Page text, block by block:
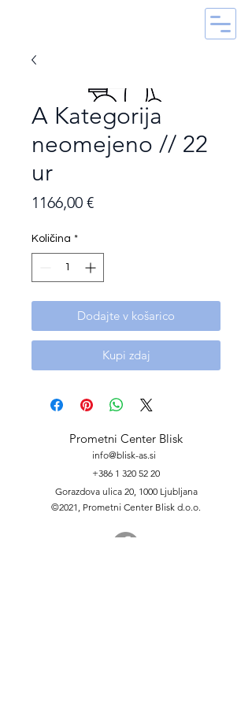
A Kategorija
neomejeno // 22
ur
1166,00 €Price
Količina *
Dodajte v košarico
Kupi zdaj
Prometni Center Blisk
info@blisk-as.si
+386 1 320 52 20
Gorazdova ulica 20, 1000 Ljubljana
©2021, Prometni Center Blisk d.o.o.